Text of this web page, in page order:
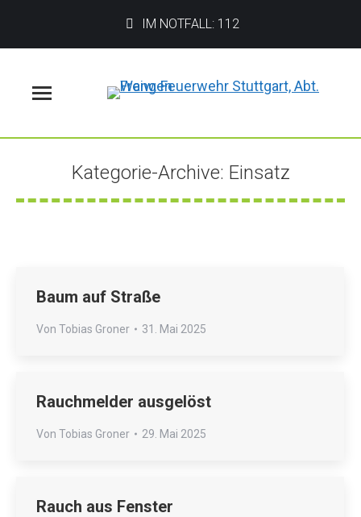
IM NOTFALL: 112
Kategorie-Archive: Einsatz
Sie befinden sich hier:
Baum auf Straße
Von Tobias Groner 31. Mai 2025
Rauchmelder ausgelöst
Von Tobias Groner 29. Mai 2025
Rauch aus Fenster